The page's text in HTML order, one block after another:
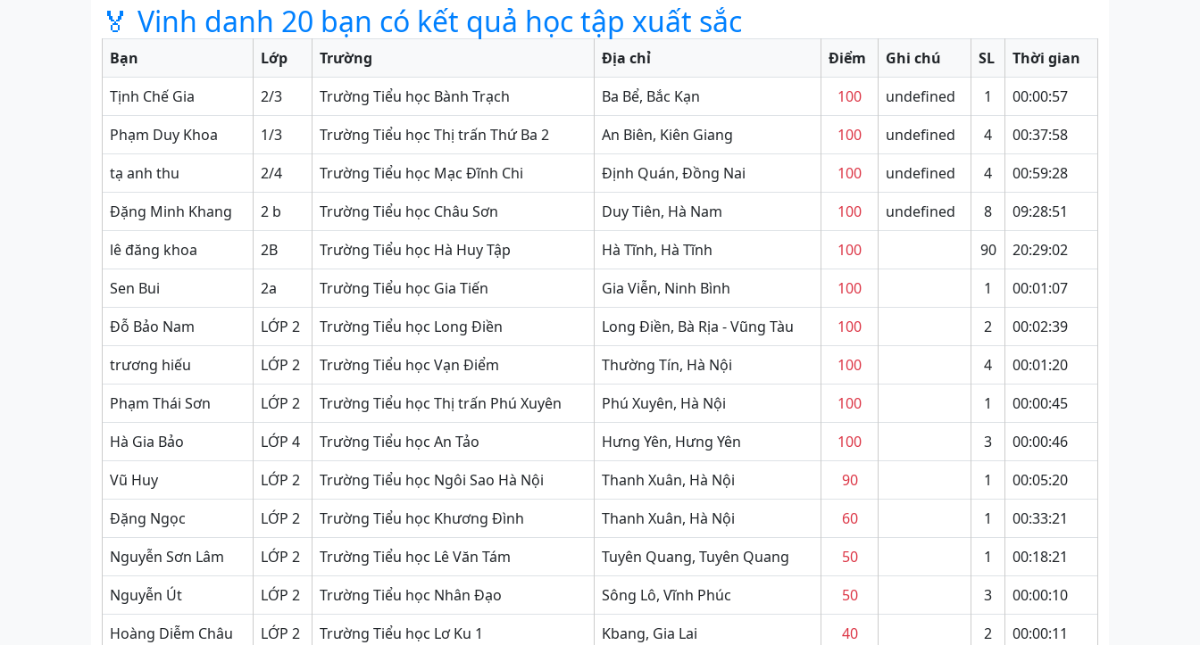
🏅 Vinh danh 20 bạn có kết quả học tập xuất sắc
Bạn Lớp Trường Địa chỉ Điểm Ghi chú SL
Thời gian
Tịnh Chế Gia
2/3 Trường Tiểu học Bành Trạch Ba Bể, Bắc Kạn 100 undefined 1
00:00:57
Phạm Duy Khoa
1/3 Trường Tiểu học Thị trấn Thứ Ba 2 An Biên, Kiên Giang 100 undefined 4
00:37:58
tạ anh thu
2/4 Trường Tiểu học Mạc Đĩnh Chi Định Quán, Đồng Nai 100 undefined 4
00:59:28
Đặng Minh Khang
2 b Trường Tiểu học Châu Sơn Duy Tiên, Hà Nam 100 undefined 8
09:28:51
lê đăng khoa
2B Trường Tiểu học Hà Huy Tập Hà Tĩnh, Hà Tĩnh 100 90
20:29:02
Sen Bui
2a Trường Tiểu học Gia Tiến Gia Viễn, Ninh Bình 100 1
00:01:07
Đỗ Bảo Nam
LỚP 2 Trường Tiểu học Long Điền Long Điền, Bà Rịa - Vũng Tàu 100 2
00:02:39
trương hiếu
LỚP 2 Trường Tiểu học Vạn Điểm Thường Tín, Hà Nội 100 4
00:01:20
Phạm Thái Sơn
LỚP 2 Trường Tiểu học Thị trấn Phú Xuyên Phú Xuyên, Hà Nội 100 1
00:00:45
Hà Gia Bảo
LỚP 4 Trường Tiểu học An Tảo Hưng Yên, Hưng Yên 100 3
00:00:46
Vũ Huy
LỚP 2 Trường Tiểu học Ngôi Sao Hà Nội Thanh Xuân, Hà Nội 90 1
00:05:20
Đặng Ngọc
LỚP 2 Trường Tiểu học Khương Đình Thanh Xuân, Hà Nội 60 1
00:33:21
Nguyễn Sơn Lâm
LỚP 2 Trường Tiểu học Lê Văn Tám Tuyên Quang, Tuyên Quang 50 1
00:18:21
Nguyễn Út
LỚP 2 Trường Tiểu học Nhân Đạo Sông Lô, Vĩnh Phúc 50 3
00:00:10
Hoàng Diễm Châu
LỚP 2 Trường Tiểu học Lơ Ku 1 Kbang, Gia Lai 40 2
00:00:11